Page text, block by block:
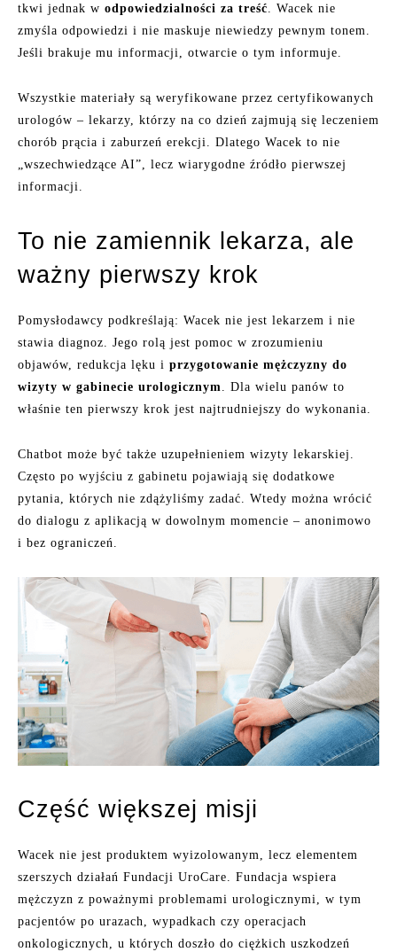
tkwi jednak w odpowiedzialności za treść . Wacek nie
zmyśla odpowiedzi i nie maskuje niewiedzy pewnym tonem.
Jeśli brakuje mu informacji, otwarcie o tym informuje.
Wszystkie materiały są weryfikowane przez certyfikowanych
urologów – lekarzy, którzy na co dzień zajmują się leczeniem
chorób prącia i zaburzeń erekcji. Dlatego Wacek to nie
„wszechwiedzące AI”, lecz wiarygodne źródło pierwszej
informacji.
To nie zamiennik lekarza, ale
ważny pierwszy krok
Pomysłodawcy podkreślają: Wacek nie jest lekarzem i nie
stawia diagnoz. Jego rolą jest pomoc w zrozumieniu
objawów, redukcja lęku i przygotowanie mężczyzny do
wizyty w gabinecie urologicznym
. Dla wielu panów to
właśnie ten pierwszy krok jest najtrudniejszy do wykonania.
Chatbot może być także uzupełnieniem wizyty lekarskiej.
Często po wyjściu z gabinetu pojawiają się dodatkowe
pytania, których nie zdążyliśmy zadać. Wtedy można wrócić
do dialogu z aplikacją w dowolnym momencie – anonimowo
i bez ograniczeń.
Część większej misji
Wacek nie jest produktem wyizolowanym, lecz elementem
szerszych działań Fundacji UroCare. Fundacja wspiera
mężczyzn z poważnymi problemami urologicznymi, w tym
pacjentów po urazach, wypadkach czy operacjach
onkologicznych, u których doszło do ciężkich uszkodzeń